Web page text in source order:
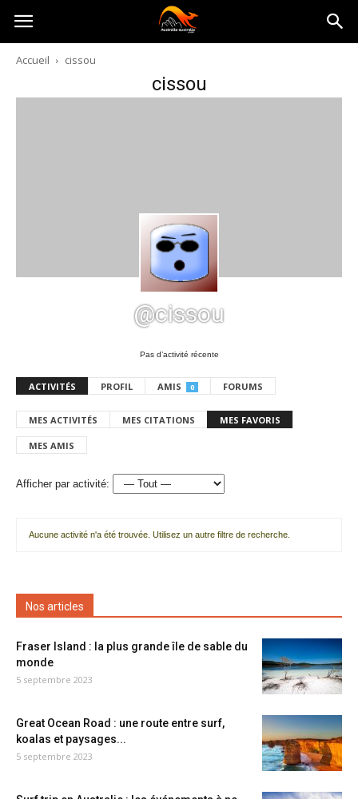
Australia-
australie.com
Accueil cissou
cissou
@cissou
Pas d’activité récente
ACTIVITÉS PROFIL AMIS 0 FORUMS
MES ACTIVITÉS MES CITATIONS MES FAVORIS
MES AMIS
Afficher par activité:
Aucune activité n'a été trouvée. Utilisez un autre filtre de recherche.
Nos articles
Fraser Island : la plus grande île de sable du
monde
5 septembre 2023
Great Ocean Road : une route entre surf,
koalas et paysages...
5 septembre 2023